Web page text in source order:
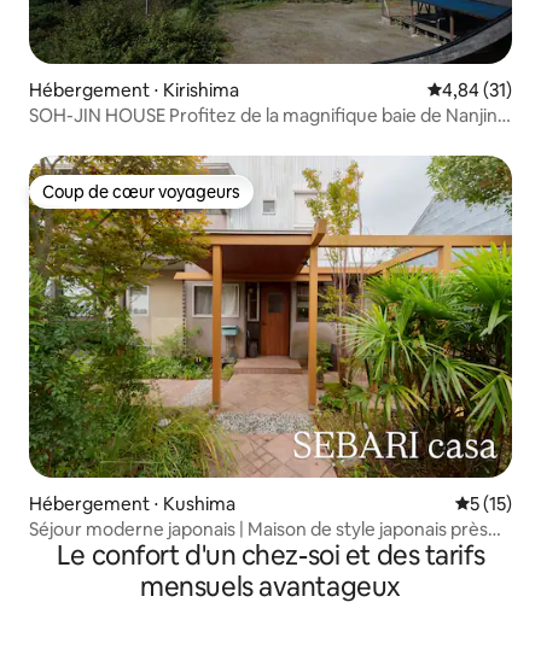
Hébergement ⋅ Kirishima Évaluation
4,84 (31)
SOH-JIN HOUSE Profitez de la magnifique baie de Nanjing
Jusqu'à 5 personnes, en famille ou en groupe !
Coup de cœur voyageurs
Coup de cœur voyageurs
Hébergement ⋅ Kushima
5 (15)
Séjour moderne japonais | Maison de style japonais près
de la gare de Kushima | Idéal pour les voyages touristiques
Le confort d'un chez-soi et des tarifs
mensuels avantageux